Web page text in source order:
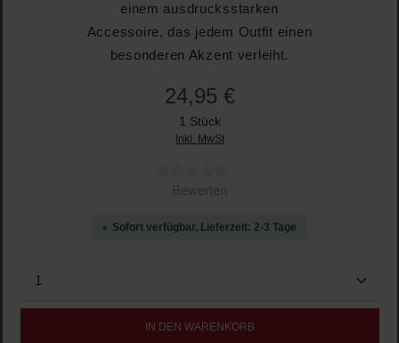
einem ausdrucksstarken
Accessoire, das jedem Outfit einen
besonderen Akzent verleiht.
24,95 €
1 Stück
Inkl. MwSt
Durchschnittliche Bewertung von 0 von 5 Sternen
Bewerten
Sofort verfügbar, Lieferzeit: 2-3 Tage
Produkt Anzahl: Gib den gewünschten Wert ein
IN DEN WARENKORB